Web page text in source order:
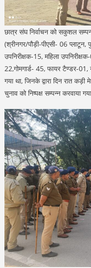
छात्र संघ निर्वाचन को सकुशल
(श्रीनगर/पौड़ी-पीएसी- 06 प्लाटून,
उपनिरीक्षक-15, महिला
22,गोमगार्ड- 45, फायर टैण्डर-01,
गया था, जिनके द्वारा दिन रात
चुनाव को निष्पक्ष सम्पन्न करवाया